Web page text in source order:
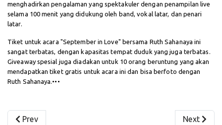
menghadirkan pengalaman yang spektakuler dengan penampilan live
selama 100 menit yang didukung oleh band, vokal latar, dan penari
latar.
Tiket untuk acara "September in Love" bersama Ruth Sahanaya ini
sangat terbatas, dengan kapasitas tempat duduk yang juga terbatas.
Giveaway spesial juga diadakan untuk 10 orang beruntung yang akan
mendapatkan tiket gratis untuk acara ini dan bisa berfoto dengan
Ruth Sahanaya.•••
Previous article: Anak Kecanduan Gadget? Jangan Panik!
Prev Next
Next